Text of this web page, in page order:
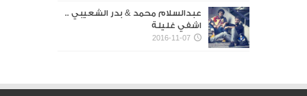
عبدالسلام محمد & بدر الشعيبي ..
اشفي غليلة
2016-11-07